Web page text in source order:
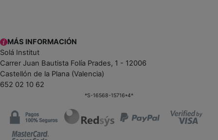
MÁS INFORMACIÓN
Solá Institut
Carrer Juan Bautista Folía Prades, 1 - 12006
Castellón de la Plana (Valencia)
652 02 10 62
*S-16568-15716*4*